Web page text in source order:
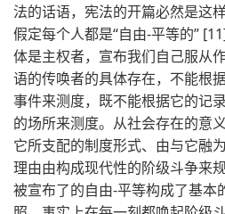
法的话语，宪法的开篇必然是这
假定每个人都是“自由-平等的”
体是主权者，宣布我们自己服从
语的传唤者的具体存在，不能根
事件来测度，既不能根据它的记
的场所来测度。从社会存在的意
它所支配的制度形式、由与它融
理由由构成现代性的阶级斗争来
被宣布了的自由-平等构成了基本